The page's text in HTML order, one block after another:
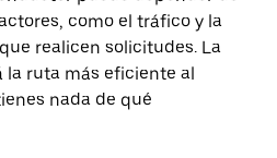
como el tráfico y la
realicen solicitudes. La
la ruta más eficiente al
nada de qué